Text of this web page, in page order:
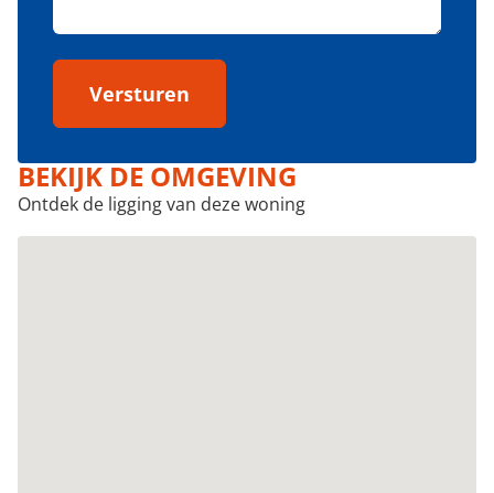
Versturen
BEKIJK DE OMGEVING
Ontdek de ligging van deze woning